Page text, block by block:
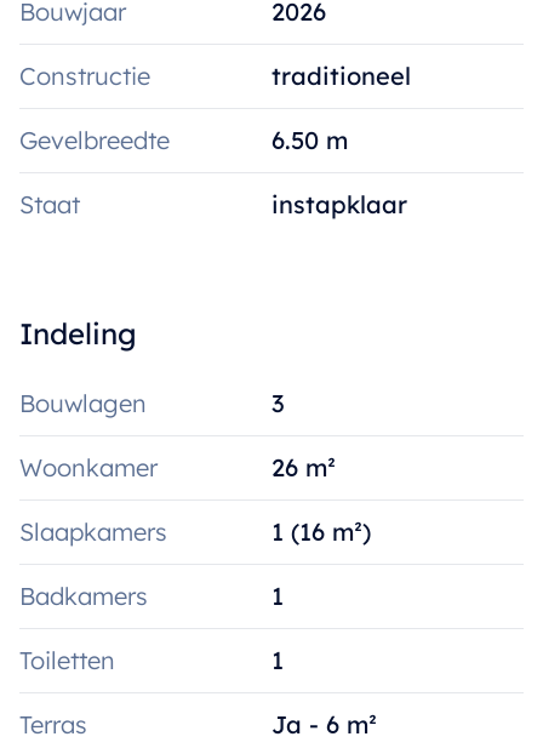
Voor meer info: kristoff@immoroba.be. Het
appartement kan reeds bezocht worden.
Private autostaanplaats en eigen berging
aan te kopen. (20.000)
Oplevering voorzien augustus 2026!
Aankoop 6% mogelijk!
Bouwjaar 2026
Constructie traditioneel
Gevelbreedte 6.50 m
Staat instapklaar
Indeling
Bouwlagen 3
Woonkamer 26 m²
Slaapkamers 1 (16 m²)
Badkamers 1
Toiletten 1
Terras Ja - 6 m²